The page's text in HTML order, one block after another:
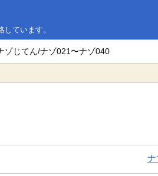
ています。
ゾじてん/ナゾ021〜ナゾ040
ナ